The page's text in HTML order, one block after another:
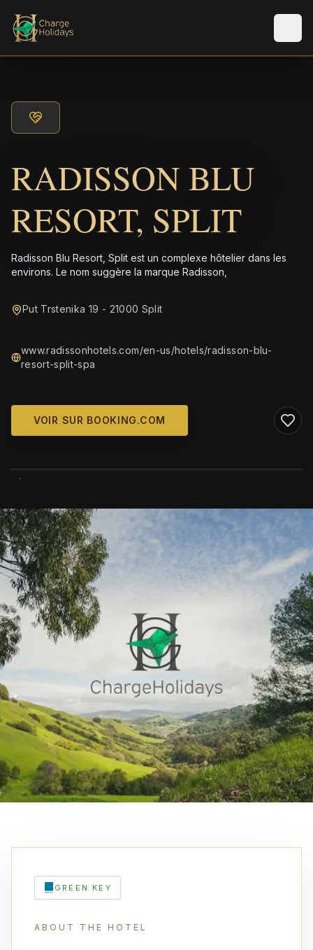
RADISSON BLU
RESORT, SPLIT
Radisson Blu Resort, Split est un complexe hôtelier dans les
environs. Le nom suggère la marque Radisson,
Put Trstenika 19 - 21000 Split
www.radissonhotels.com/en-us/hotels/radisson-blu-
resort-split-spa
VOIR SUR BOOKING.COM
GREEN KEY
ABOUT THE HOTEL